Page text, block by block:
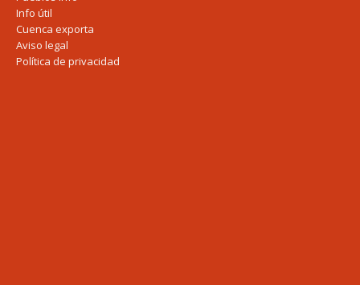
Info útil
Cuenca exporta
Aviso legal
Política de privacidad